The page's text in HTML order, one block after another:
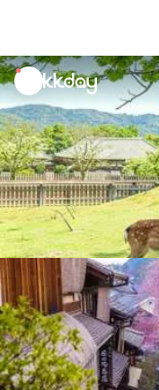
unread
notifications